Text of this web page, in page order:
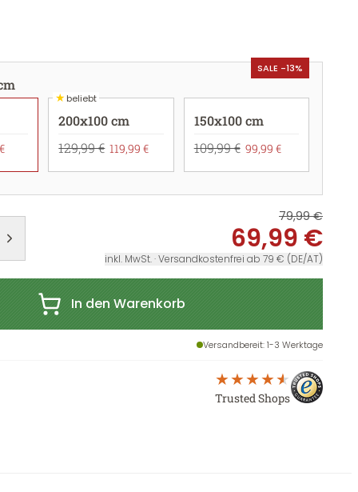
SALE -13%
★beliebt
200x100 cm
129,99 € 119,99 €
150x100 cm
109,99 € 99,99 €
79,99 €
69,99 €
inkl. MwSt. · Versandkostenfrei ab 79 € (DE/AT)
In den Warenkorb
Versandbereit: 1-3 Werktage
Trusted Shops